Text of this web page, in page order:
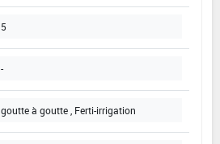
5
-
goutte à goutte , Ferti-irrigation